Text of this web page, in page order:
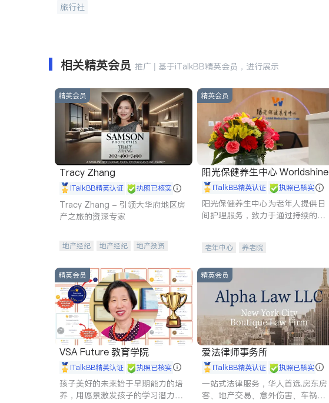
旅行社
相关精英会员 推广 | 基于iTalkBB精英会员，进行展示
精英会员
Tracy Zhang
iTalkBB精英认证 执照已核实
Tracy Zhang - 引领大华府地区房
产之旅的资深专家
地产经纪 地产经纪
地产投资
精英会员
阳光保健养生中心 Worldshine
iTalkBB精英认证 执照已核实
阳光保健养生中心为老年人提供日
间护理服务，致力于通过持续的护
老年中心 养老院
精英会员
VSA Future 教育学院
iTalkBB精英认证 执照已核实
孩子美好的未来始于早期能力的培
养，用愿景激发孩子的学习潜力和
精英会员
爱法律师事务所
iTalkBB精英认证 执照已核实
一站式法律服务，华人首选.房东房
客、地产交易、意外伤害、车祸重